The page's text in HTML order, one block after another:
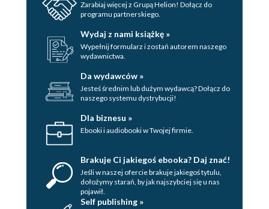
Zarabiaj więcej z Grupą Helion! Dołącz do
programu partnerskiego.
Wydaj z nami książkę »
Wypełnij formularz i zostań autorem naszego
wydawnictwa.
Da wydawców »
Jesteś średnim lub dużym wydawcą? Dołącz do
naszego systemu dystrybucji!
Dla biznesu »
Ebooki i audiobooki w Twojej firmie.
Brakuje Ci jakiegoś ebooka? Daj znać!
Jeśli w naszej ofercie brakuje jakiegoś tytulu,
dołożymy starań, by jak najszybciej się u nas
pojawił.
Self publishing »